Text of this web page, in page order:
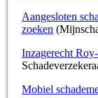
Aangesloten
zoeken
Inzagerecht
Mobiel